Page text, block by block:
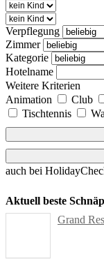
Verpflegung
Zimmer
Kategorie
Hotelname
Weitere Kriterien
Animation
Club
Tischtennis
auch bei
Aktuell beste
Grand